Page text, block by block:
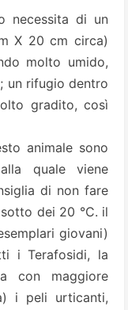
necessita di un
X 20 cm circa)
molto umido,
un rifugio dentro
gradito, così
animale sono
quale viene
di non fare
dei 20 °C. il
giovani)
i Terafosidi, la
con maggiore
i peli urticanti,